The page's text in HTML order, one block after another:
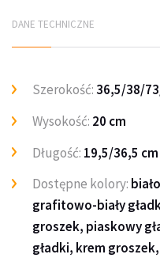
DANE TECHNICZNE
Szerokość:36,5/38/
Wysokość: 20 cm
Długość: 19,5/36,5 cm
Dostępne kolory:
grafitowo-biały
groszek, piaskowy
gładki, krem